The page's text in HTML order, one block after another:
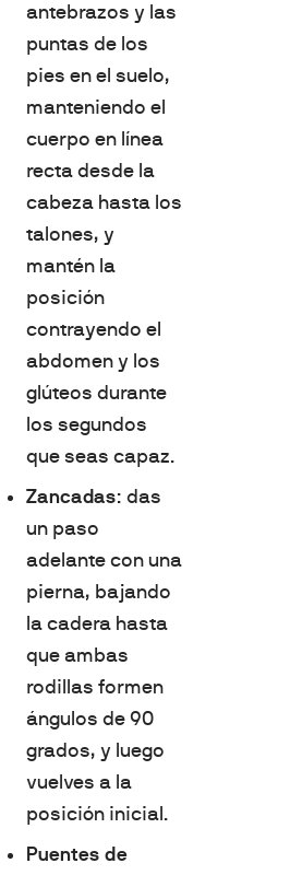
antebrazos y las
puntas de los
pies en el suelo,
manteniendo el
cuerpo en línea
recta desde la
cabeza hasta los
talones, y
mantén la
posición
contrayendo el
abdomen y los
glúteos durante
los segundos
que seas capaz.
Zancadas: das
un paso
adelante con una
pierna, bajando
la cadera hasta
que ambas
rodillas formen
ángulos de 90
grados, y luego
vuelves a la
posición inicial.
Puentes de